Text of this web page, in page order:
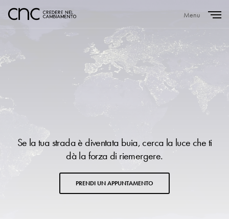
Menu
Se la tua strada è diventata buia, cerca la luce che ti
dà la forza di riemergere.
PRENDI UN APPUNTAMENTO